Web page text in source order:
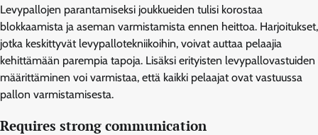
Levypallojen parantamiseksi joukkueiden tulisi korostaa
blokkaamista ja aseman varmistamista ennen heittoa. Harjoitukset,
jotka keskittyvät levypallotekniikoihin, voivat auttaa pelaajia
kehittämään parempia tapoja. Lisäksi erityisten levypallovastuiden
määrittäminen voi varmistaa, että kaikki pelaajat ovat vastuussa
pallon varmistamisesta.
Requires strong communication